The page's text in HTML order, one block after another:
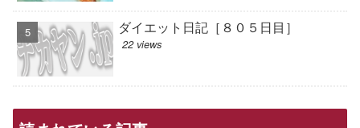
ダイエット日記［８０５日目］
22 views